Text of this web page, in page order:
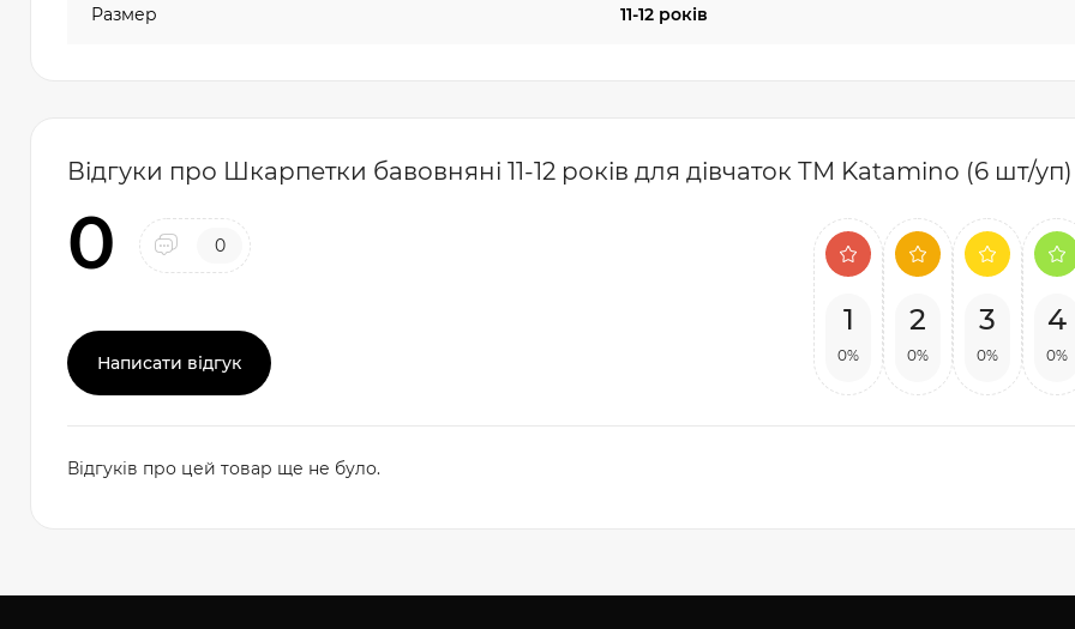
Размер 11-12 років
Відгуки про Шкарпетки бавовняні 11-12 років для дівчаток ТМ Katamino (6 шт/уп)
0 0
Написати відгук
1
0%
2
0%
3
0%
4
0%
Відгуків про цей товар ще не було.